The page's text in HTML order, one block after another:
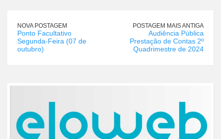
NOVA POSTAGEM
Ponto Facultativo
Segunda-Feira (07 de
outubro)
POSTAGEM MAIS ANTIGA
Audiência Pública
Prestação de Contas 2º
Quadrimestre de 2024